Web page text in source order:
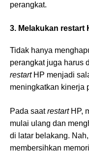
perangkat.
3. Melakukan restart
Tidak hanya
perangkat juga harus
restart HP menjadi
meningkatkan kinerja
Pada saatrestart HP,
mulai ulang dan
di latar belakang.
membersihkan